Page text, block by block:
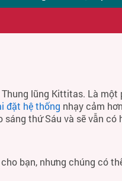
lũng Kittitas. Là một
đặt hệ thống nhạy cảm
thứ Sáu và sẽ vẫn có
bạn, nhưng chúng có